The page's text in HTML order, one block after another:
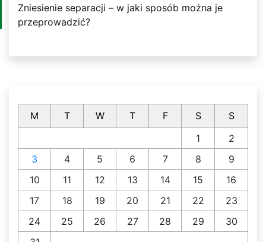
Zniesienie separacji – w jaki sposób można je
przeprowadzić?
M T W T F S
S
1
2
3
4 5 6 7 8
9
10
11 12 13 14 15
16
17
18 19 20 21 22
23
24
25 26 27 28 29
30